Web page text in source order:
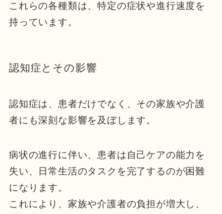
これらの各種類は、特定の症状や進行速度を
持っています。
認知症とその影響
認知症は、患者だけでなく、その家族や介護
者にも深刻な影響を及ぼします。
病状の進行に伴い、患者は自己ケアの能力を
失い、日常生活のタスクを完了するのが困難
になります。
これにより、家族や介護者の負担が増大し、